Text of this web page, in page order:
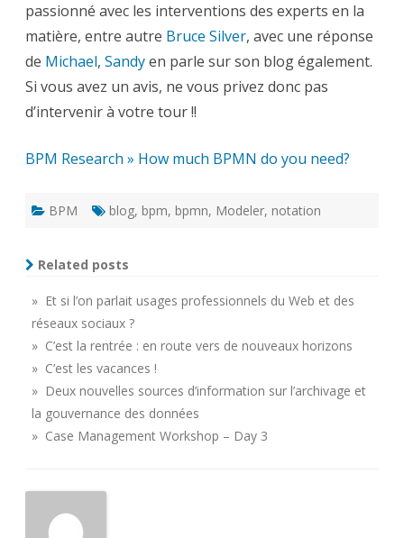
passionné avec les interventions des experts en la
matière, entre autre Bruce Silver, avec une réponse
de Michael, Sandyen parle sur son blog également.
Si vous avez un avis, ne vous privez donc pas
d’intervenir à votre tour !!
BPM Research » How much BPMN do you need?
BPM blog, bpm, bpmn, Modeler, notation
Related posts
» Et si l’on parlait usages professionnels du Web et des
réseaux sociaux ?
» C’est la rentrée : en route vers de nouveaux horizons
» C’est les vacances !
» Deux nouvelles sources d’information sur l’archivage et
la gouvernance des données
» Case Management Workshop – Day 3